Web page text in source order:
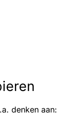
denken aan: